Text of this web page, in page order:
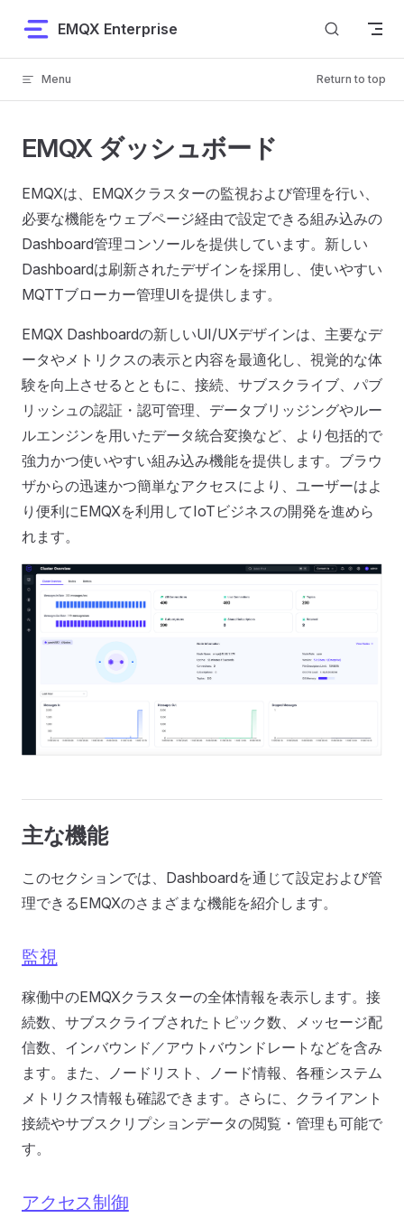
Skip to content
EMQX Enterprise
Menu Return to top
EMQX ダッシュボード
EMQXは、EMQXクラスターの監視および管理を行い、
必要な機能をウェブページ経由で設定できる組み込みの
Dashboard管理コンソールを提供しています。新しい
Dashboardは刷新されたデザインを採用し、使いやすい
MQTTブローカー管理UIを提供します。
EMQX Dashboardの新しいUI/UXデザインは、主要なデ
ータやメトリクスの表示と内容を最適化し、視覚的な体
験を向上させるとともに、接続、サブスクライブ、パブ
リッシュの認証・認可管理、データブリッジングやルー
ルエンジンを用いたデータ統合変換など、より包括的で
強力かつ使いやすい組み込み機能を提供します。ブラウ
ザからの迅速かつ簡単なアクセスにより、ユーザーはよ
り便利にEMQXを利用してIoTビジネスの開発を進めら
れます。
主な機能
このセクションでは、Dashboardを通じて設定および管
理できるEMQXのさまざまな機能を紹介します。
監視
稼働中のEMQXクラスターの全体情報を表示します。接
続数、サブスクライブされたトピック数、メッセージ配
信数、インバウンド／アウトバウンドレートなどを含み
ます。また、ノードリスト、ノード情報、各種システム
メトリクス情報も確認できます。さらに、クライアント
接続やサブスクリプションデータの閲覧・管理も可能で
す。
アクセス制御